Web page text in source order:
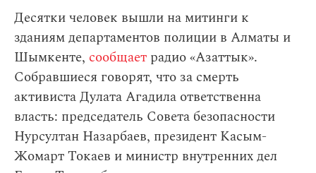
Десятки человек вышли на митинги к
зданиям департаментов полиции в Алматы и
Шымкенте, сообщает радио «Азаттык».
Собравшиеся говорят, что за смерть
активиста Дулата Агадила ответственна
власть: председатель Совета безопасности
Нурсултан Назарбаев, президент Касым-
Жомарт Токаев и министр внутренних дел